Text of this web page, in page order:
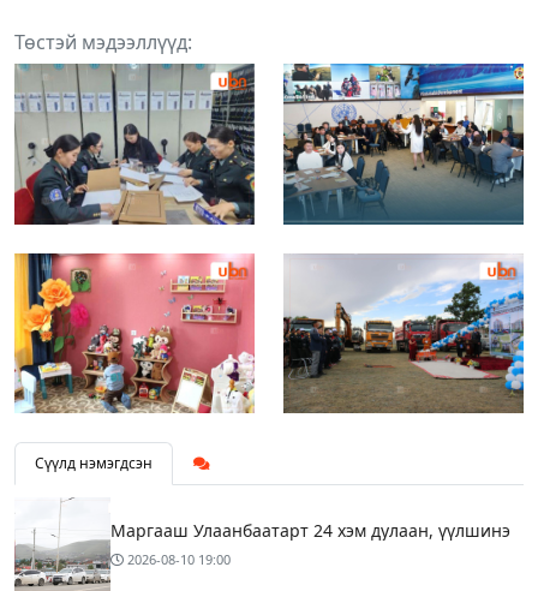
Төстэй мэдээллүүд:
Сүүлд нэмэгдсэн
Маргааш Улаанбаатарт 24 хэм дулаан, үүлшинэ
2026-08-10 19:00